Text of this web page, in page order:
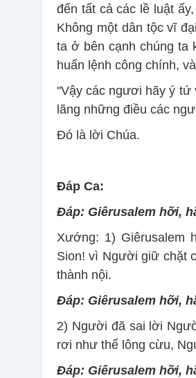
đến tất cả các lề luật
Không một dân tộc vĩ
ta ở bên cạnh chúng ta
huấn lệnh công chính,
"Vậy các ngươi hãy ý tứ
lãng những điều các
Ðó là lời Chúa.
Ðáp Ca:
Ðáp: Giêrusalem hỡi,
Xướng: 1) Giêrusalem
Sion! vì Người giữ chặt
thành nội.
Ðáp: Giêrusalem hỡi,
2) Người đã sai lời
rơi như thể lông cừu,
Ðáp: Giêrusalem hỡi,